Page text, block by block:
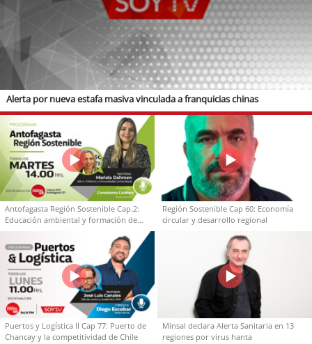
Alerta por nueva estafa masiva vinculada a franquicias chinas
Antofagasta Región Sostenible Cap.2:
Educación ambiental y formación de
capacidades técnicas
Región Sostenible Cap 60: Economía
circular y desarrollo regional
Puertos y Logística II Cap 77: Puerto de
Chancay y la competitividad de Chile
Minsal declara Alerta Sanitaria en 13
regiones por virus hanta